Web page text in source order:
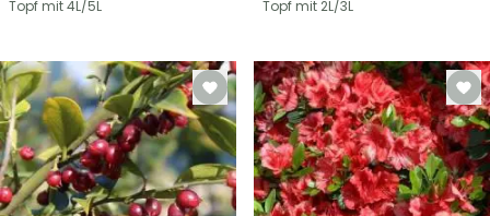
Topf mit 4L/5L Topf mit 2L/3L